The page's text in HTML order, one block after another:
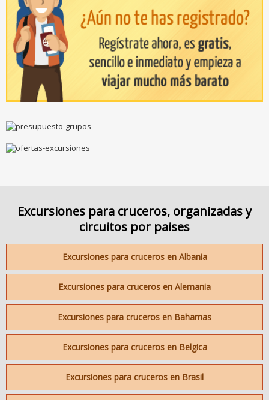
Excursiones para cruceros, organizadas y
circuitos por paises
Excursiones para cruceros en Albania
Excursiones para cruceros en Alemania
Excursiones para cruceros en Bahamas
Excursiones para cruceros en Belgica
Excursiones para cruceros en Brasil